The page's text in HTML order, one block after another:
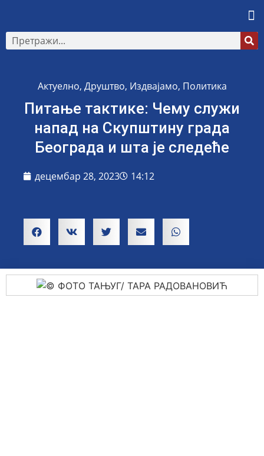
Актуелно, Друштво, Издвајамо, Политика
Питање тактике: Чему служи
напад на Скупштину града
Београда и шта је следеће
децембар 28, 2023 14:12